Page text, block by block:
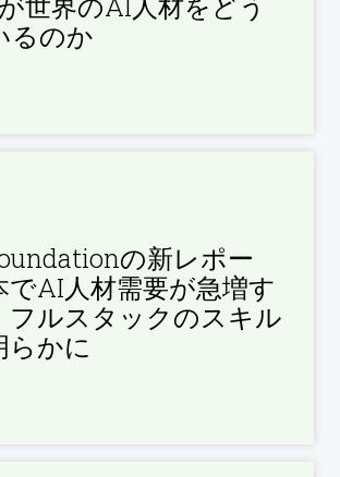
るのか
の新レポー
でAI人材需要が急増す
フルスタックのスキル
らかに